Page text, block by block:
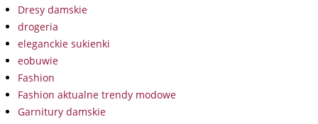
Dresy damskie
drogeria
eleganckie sukienki
eobuwie
Fashion
Fashion aktualne trendy modowe
Garnitury damskie